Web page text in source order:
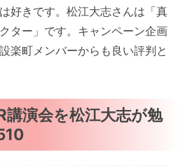
好きです。松江大志さんは「真
ター」です。キャンペーン企画
楽町メンバーからも良い評判と
講演会を松江大志が勉